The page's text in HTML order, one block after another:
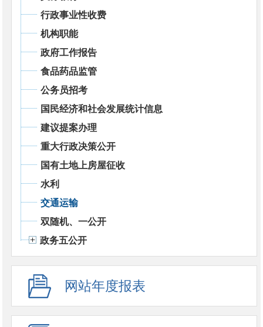
行政事业性收费
机构职能
政府工作报告
食品药品监管
公务员招考
国民经济和社会发展统计信息
建议提案办理
重大行政决策公开
国有土地上房屋征收
水利
交通运输
双随机、一公开
政务五公开
网站年度报表